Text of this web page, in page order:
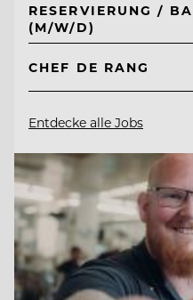
RESERVIERUNG /
(M/W/D)
CHEF DE RANG
Entdecke alle Jobs